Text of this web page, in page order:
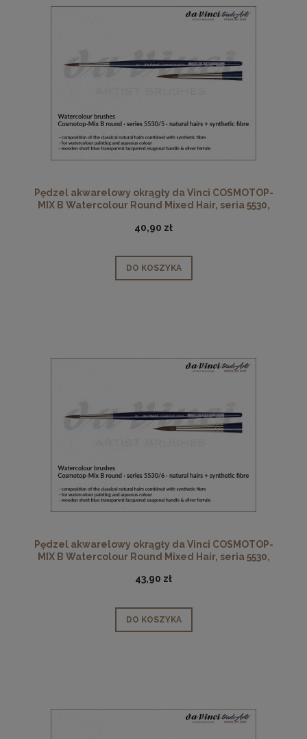
Pędzel akwarelowy okrągły da Vinci COSMOTOP-
MIX B Watercolour Round Mixed Hair, seria 5530,
40,90 zł
DO KOSZYKA
Pędzel akwarelowy okrągły da Vinci COSMOTOP-
MIX B Watercolour Round Mixed Hair, seria 5530,
43,90 zł
DO KOSZYKA